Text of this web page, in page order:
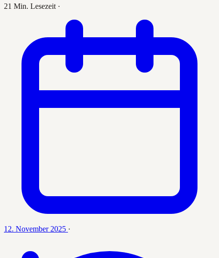
21 Min. Lesezeit ·
12. November 2025 ·